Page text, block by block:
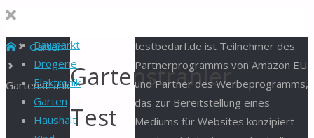
Baumarkt
Drogerie
Elektronik
Garten
Haushalt
StartGarten
GartenstrahlerGartenstrahler
Test
testbedarf.de ist Teilnehmer des
Partnerprogramms von Amazon EU
und Partner des Werbeprogramms,
das zur Bereitstellung eines
Mediums für Websites konzipiert